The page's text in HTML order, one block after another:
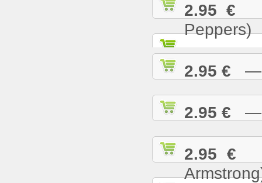
2.95 €
Peppers)
2.95 € —
2.95 € —
2.95 €